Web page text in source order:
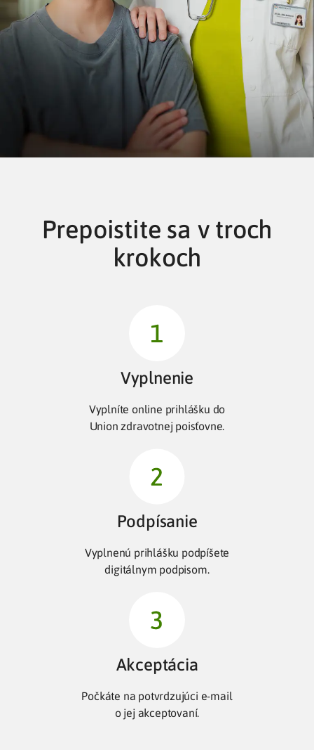
Prepoistite sa v troch
krokoch
Vyplnenie
Vyplníte online prihlášku do
Union zdravotnej poisťovne.
Podpísanie
Vyplnenú prihlášku podpíšete
digitálnym podpisom.
Akceptácia
Počkáte na potvrdzujúci e-mail
o jej akceptovaní.